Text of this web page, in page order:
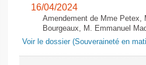
16/04/2024
Amendement de Mme Petex,
Bourgeaux, M. Emmanuel
Voir le dossier (Souveraineté en